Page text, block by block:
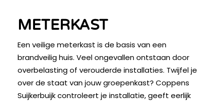
METERKAST
Een veilige meterkast is de basis van een
brandveilig huis. Veel ongevallen ontstaan door
overbelasting of verouderde installaties. Twijfel je
over de staat van jouw groepenkast? Coppens
Suijkerbuijk controleert je installatie, geeft eerlijk